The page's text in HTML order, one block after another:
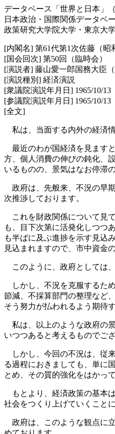
データベース「世界と日本」
日本政治・国際関係データベ
政策研究大学院大学・東京大
[内閣名] 第61代第1次佐藤（昭
[国会回次] 第50回（臨時会）
[演説者] 藤山愛一郎国務大臣
[演説種別] 経済演説
[衆議院演説年月日] 1965/10/13
[参議院演説年月日] 1965/10/13
[全文]
私は、当面する内外の経済
最近のわが国経済を見ます
方、個人消費の伸びの鈍化、
いるものの、景気はなお停滞
政府は、先般来、不況の早
次推渉しております。
これを財政関係について見
も、目下次第に活発化しつつ
も半ばに及ぶ進捗を示す見込
見込まれますので、市中資金
このように、政府としては
しかし、不況を克服するた
節減、不採算部門の整理など
そう努力が払われるよう期待
私は、以上のような政府の
いつつあると考えるものでござ
しかし、今回の不況は、従
る過程におきましても、単に
とめ、その質的強化をはかっ
もとより、経済政策の基本
社会をつくり上げていくこと
政府は、このような観点に